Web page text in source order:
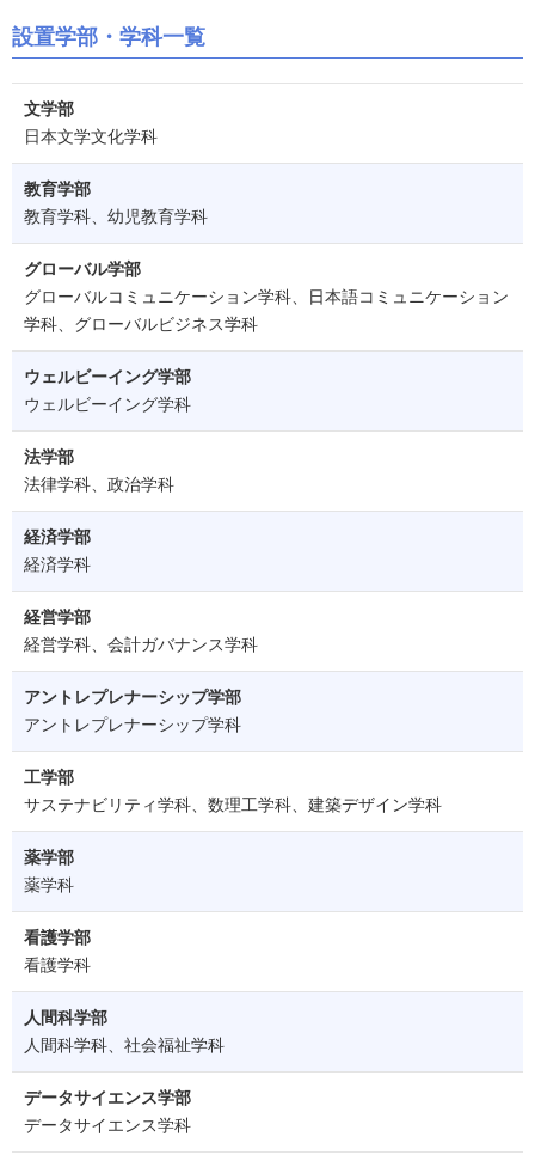
設置学部・学科一覧
文学部
日本文学文化学科
教育学部
教育学科、幼児教育学科
グローバル学部
グローバルコミュニケーション学科、日本語コミュニケーション
学科、グローバルビジネス学科
ウェルビーイング学部
ウェルビーイング学科
法学部
法律学科、政治学科
経済学部
経済学科
経営学部
経営学科、会計ガバナンス学科
アントレプレナーシップ学部
アントレプレナーシップ学科
工学部
サステナビリティ学科、数理工学科、建築デザイン学科
薬学部
薬学科
看護学部
看護学科
人間科学部
人間科学科、社会福祉学科
データサイエンス学部
データサイエンス学科